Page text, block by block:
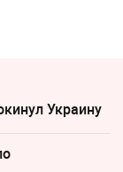
Украину